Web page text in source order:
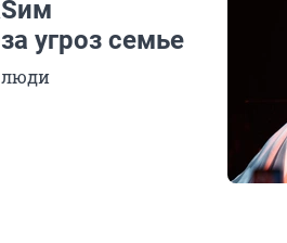
угроз семье
люди